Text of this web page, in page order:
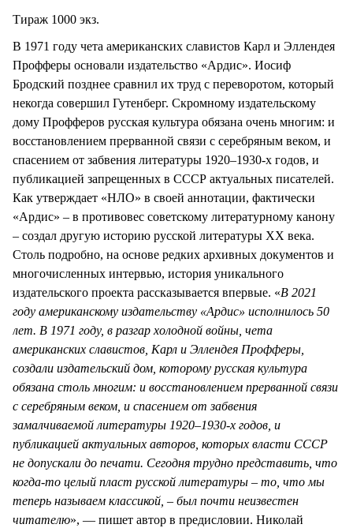
Тираж 1000 экз.
В 1971 году чета американских славистов Карл и Эллендея
Профферы основали издательство «Ардис». Иосиф
Бродский позднее сравнил их труд с переворотом, который
некогда совершил Гутенберг. Скромному издательскому
дому Профферов русская культура обязана очень многим: и
восстановлением прерванной связи с серебряным веком, и
спасением от забвения литературы 1920–1930-х годов, и
публикацией запрещенных в СССР актуальных писателей.
Как утверждает «НЛО» в своей аннотации, фактически
«Ардис» – в противовес советскому литературному канону
– создал другую историю русской литературы ХХ века.
Столь подробно, на основе редких архивных документов и
многочисленных интервью, история уникального
издательского проекта рассказывается впервые. «В 2021
году американскому издательству «Ардис» исполнилось 50
лет. В 1971 году, в разгар холодной войны, чета
американских славистов, Карл и Эллендея Профферы,
создали издательский дом, которому русская культура
обязана столь многим: и восстановлением прерванной связи
с cеребряным веком, и спасением от забвения
замалчиваемой литературы 1920–1930-х годов, и
публикацией актуальных авторов, которых власти СССР
не допускали до печати. Сегодня трудно представить, что
когда-то целый пласт русской литературы – то, что мы
теперь называем классикой, – был почти неизвестен
читателю», — пишет автор в предисловии. Николай